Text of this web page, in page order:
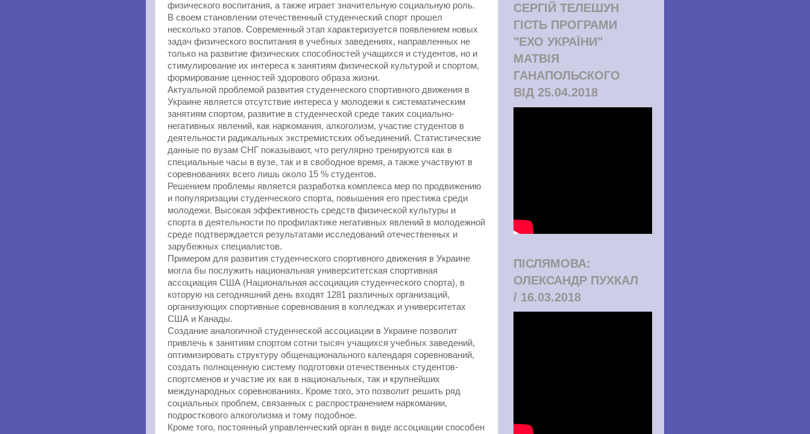
физического воспитания, а также играет значительную социальную роль.
В своем становлении отечественный студенческий спорт прошел
несколько этапов. Современный этап характеризуется появлением новых
задач физического воспитания в учебных заведениях, направленных не
только на развитие физических способностей учащихся и студентов, но и
стимулирование их интереса к занятиям физической культурой и спортом,
формирование ценностей здорового образа жизни.
Актуальной проблемой развития студенческого спортивного движения в
Украине является отсутствие интереса у молодежи к систематическим
занятиям спортом, развитие в студенческой среде таких социально-
негативных явлений, как наркомания, алкоголизм, участие студентов в
деятельности радикальных экстремистских объединений. Статистические
данные по вузам СНГ показывают, что регулярно тренируются как в
специальные часы в вузе, так и в свободное время, а также участвуют в
соревнованиях всего лишь около 15 % студентов.
Решением проблемы является разработка комплекса мер по продвижению
и популяризации студенческого спорта, повышения его престижа среди
молодежи. Высокая эффективность средств физической культуры и
спорта в деятельности по профилактике негативных явлений в молодежной
среде подтверждается результатами исследований отечественных и
зарубежных специалистов.
Примером для развития студенческого спортивного движения в Украине
могла бы послужить национальная университетская спортивная
ассоциация США (Национальная ассоциация студенческого спорта), в
которую на сегодняшний день входят 1281 различных организаций,
организующих спортивные соревнования в колледжах и университетах
США и Канады.
Создание аналогичной студенческой ассоциации в Украине позволит
привлечь к занятиям спортом сотни тысяч учащихся учебных заведений,
оптимизировать структуру общенационального календаря соревнований,
создать полноценную систему подготовки отечественных студентов-
спортсменов и участие их как в национальных, так и крупнейших
международных соревнованиях. Кроме того, это позволит решить ряд
социальных проблем, связанных с распространением наркомании,
подросткового алкоголизма и тому подобное.
Кроме того, постоянный управленческий орган в виде ассоциации способен
СЕРГІЙ ТЕЛЕШУН
ГІСТЬ ПРОГРАМИ
"ЕХО УКРАЇНИ"
МАТВІЯ
ГАНАПОЛЬСКОГО
ВІД 25.04.2018
ПІСЛЯМОВА:
ОЛЕКСАНДР ПУХКАЛ
/ 16.03.2018